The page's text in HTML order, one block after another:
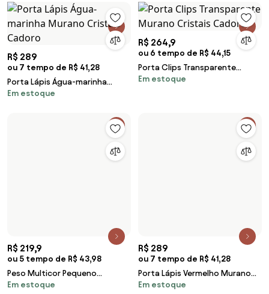
R$ 289
ou 7 tempo de R$ 41,28
Porta Lápis Água-marinha
Murano Cristais Cadoro
Em estoque
R$ 264,9
ou 6 tempo de R$ 44,15
Porta Clips Transparente
Murano Cristais Cadoro
Em estoque
R$ 219,9
ou 5 tempo de R$ 43,98